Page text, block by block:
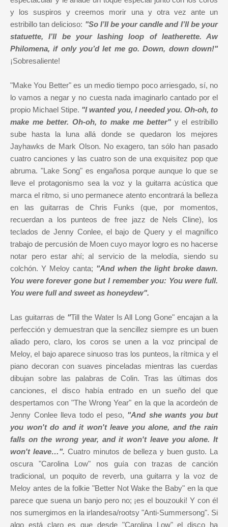
y los suspiros y creemos morir una y otra vez ante un
estribillo tan delicioso: "So I’ll be your candle and I’ll be your
statuette, I’ll be your lashing loop of leatherette. Aw
Philomena, if only you’d let me go. Down, down down!"
¡Sobresaliente!
"Make You Better" es un medio tiempo poco arriesgado, sí, no
lo vamos a negar y no cuesta nada imaginarlo cantado por el
propio Michael Stipe. "I wanted you, I needed you. Oh-oh, to
make me better. Oh-oh, to make me better" y el estribillo
sube hasta la luna allá donde se quedaron los mejores
Jayhawks de Mark Olson. No exagero, tan sólo han pasado
cuatro canciones y las cuatro son de una exquisitez pop que
abruma. "Lake Song" es engañosa porque aunque lo que se
lleve el protagonismo sea la voz y la guitarra acústica que
marca el ritmo, si uno permanece atento encontrará la belleza
en las guitarras de Chris Funks (que, por momentos,
recuerdan a los punteos de free jazz de Nels Cline), los
teclados de Jenny Conlee, el bajo de Query y el magnífico
trabajo de percusión de Moen cuyo mayor logro es no hacerse
notar pero estar ahí; al servicio de la melodía, siendo su
colchón. Y Meloy canta; "And when the light broke dawn.
You were forever gone but I remember you: You were full.
You were full and sweet as honeydew".
Las guitarras de "Till the Water Is All Long Gone" encajan a la
perfección y demuestran que la sencillez siempre es un buen
aliado pero, claro, los coros se unen a la voz principal de
Meloy, el bajo aparece sinuoso tras los punteos, la rítmica y el
piano decoran con suaves pinceladas mientras las cuerdas
dibujan sobre las palabras de Colin. Tras las últimas dos
canciones, el disco había entrado en un sueño del que
despertamos con "The Wrong Year" en la que la acordeón de
Jenny Conlee lleva todo el peso, "And she wants you but
you won't do and it won't leave you alone, and the rain
falls on the wrong year, and it won't leave you alone. It
won't leave…". Cuatro minutos de belleza y buen gusto. La
oscura "Carolina Low" nos guía con trazas de canción
tradicional, un poquito de reverb, una guitarra y la voz de
Meloy antes de la folkie "Better Not Wake the Baby" en la que
parece que suena un banjo pero no; ¡es el bouzouki! Y con él
nos sumergimos en la irlandesa/rootsy "Anti-Summersong". Si
algo está claro es que desde "Carolina Low" el disco ha